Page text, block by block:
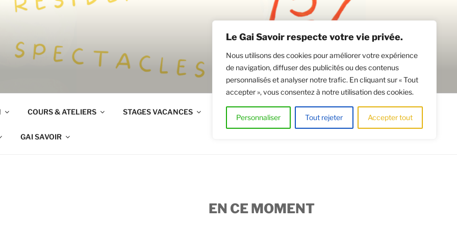
Le Gai Savoir respecte votre vie privée.
Nous utilisons des cookies pour améliorer votre expérience
de navigation, diffuser des publicités ou des contenus
personnalisés et analyser notre trafic. En cliquant sur « Tout
accepter », vous consentez à notre utilisation des cookies.
Personnaliser Tout rejeter Accepter tout
COURS & ATELIERS STAGES VACANCES
GAI SAVOIR
EN CE MOMENT